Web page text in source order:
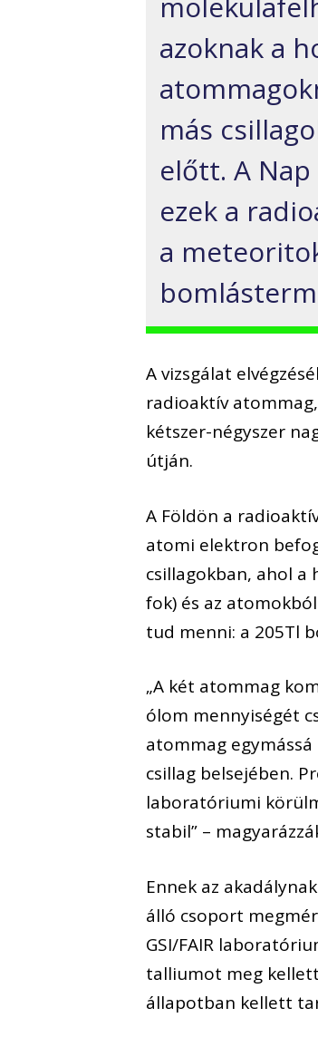
azoknak a
más
előtt. A
ezek a
a
A vizsgálat
radioaktív
kétszer-négyszer
útján.
A Földön a
atomi elektron
csillagokban, ahol a
fok) és az
tud menni: a 205Tl
„A két atommag
ólom mennyiségét
atommag
csillag belsejében.
laboratóriumi
stabil” –
Ennek az
álló csoport
GSI/FAIR
talliumot meg
állapotban kellett